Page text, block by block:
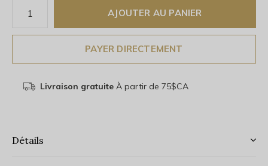
AJOUTER AU PANIER
PAYER DIRECTEMENT
Livraison gratuiteÀ partir de 75$CA
Détails